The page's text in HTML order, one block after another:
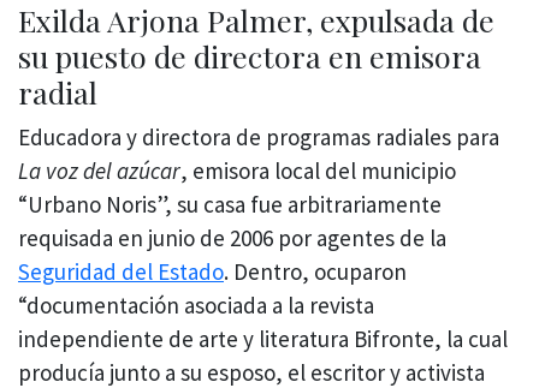
Exilda Arjona Palmer, expulsada de
su puesto de directora en emisora
radial
Educadora y directora de programas radiales para
La voz del azúcar, emisora local del municipio
“Urbano Noris”, su casa fue arbitrariamente
requisada en junio de 2006 por agentes de la
Seguridad del Estado. Dentro, ocuparon
“documentación asociada a la revista
independiente de arte y literatura Bifronte, la cual
producía junto a su esposo, el escritor y activista